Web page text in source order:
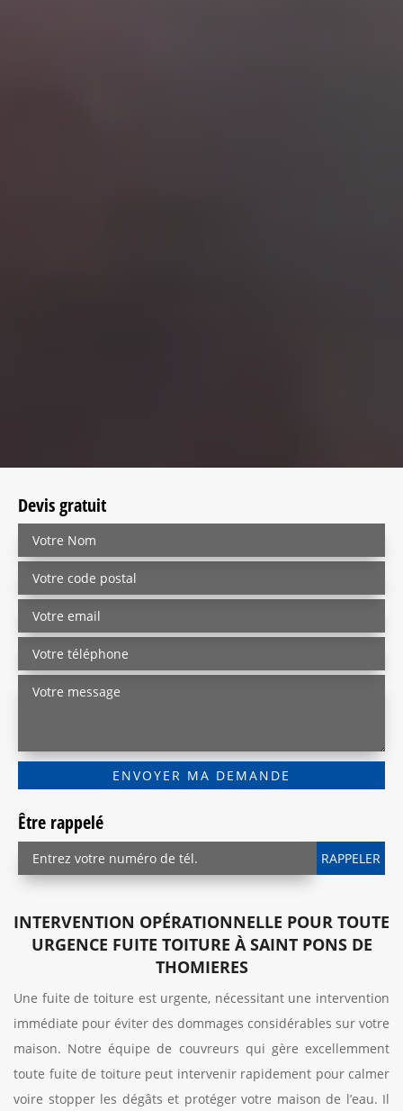
Devis gratuit
Être rappelé
INTERVENTION OPÉRATIONNELLE POUR TOUTE
URGENCE FUITE TOITURE À SAINT PONS DE
THOMIERES
Une fuite de toiture est urgente, nécessitant une intervention
immédiate pour éviter des dommages considérables sur votre
maison. Notre équipe de couvreurs qui gère excellemment
toute fuite de toiture peut intervenir rapidement pour calmer
voire stopper les dégâts et protéger votre maison de l’eau. Il